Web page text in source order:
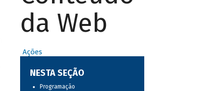
da Web
Ações
NESTA SEÇÃO
Programação